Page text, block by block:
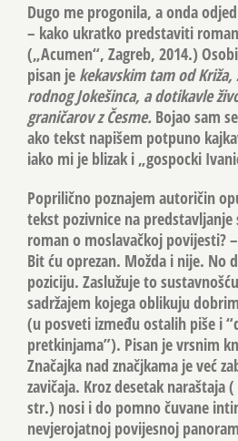
Dugo me progonila, a onda
– kako ukratko predstaviti
(„Acumen“, Zagreb, 2014.)
pisan je kekavskim tam od
rodnog Jokešinca, a dotikavle
graničarov z Česme. Bojao sam
ako tekst napišem potpuno
iako mi je blizak i „gospocki
Poprilično poznajem autoričin
tekst pozivnice na
roman o moslavačkoj povijesti?
Bit ću oprezan. Možda i nije. No
poziciju. Zaslužuje to
sadržajem kojega oblikuju
(u posveti između ostalih piše i
pretkinjama”). Pisan je vrsnim
Značajka nad značjkama je već
zavičaja. Kroz desetak naraštaja
str.) nosi i do pomno čuvane
nevjerojatnoj povijesnoj